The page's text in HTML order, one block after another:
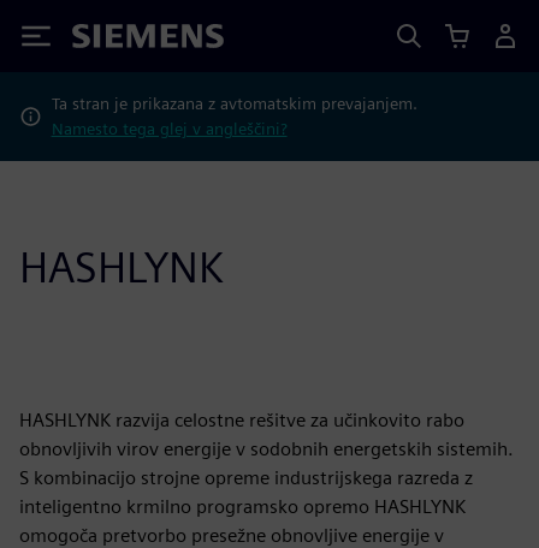
Siemens
Ta stran je prikazana z avtomatskim prevajanjem.
Namesto tega glej v angleščini?
HASHLYNK
HASHLYNK razvija celostne rešitve za učinkovito rabo
obnovljivih virov energije v sodobnih energetskih sistemih.
S kombinacijo strojne opreme industrijskega razreda z
inteligentno krmilno programsko opremo HASHLYNK
omogoča pretvorbo presežne obnovljive energije v